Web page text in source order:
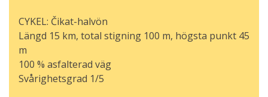
CYKEL: Čikat-halvön
Längd 15 km, total stigning 100 m, högsta punkt 45
m
100 % asfalterad väg
Svårighetsgrad 1/5